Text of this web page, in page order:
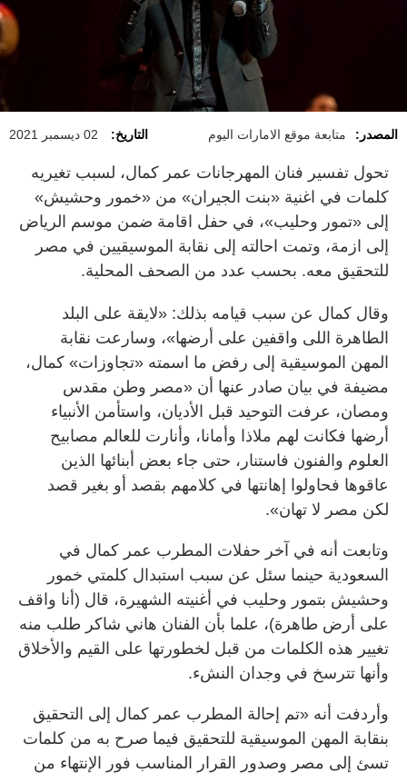
المصدر: متابعة موقع الامارات اليوم التاريخ: 02 ديسمبر 2021
تحول تفسير فنان المهرجانات عمر كمال، لسبب تغيريه
كلمات في اغنية «بنت الجيران» من «خمور وحشيش»
إلى «تمور وحليب»، في حفل اقامة ضمن موسم الرياض
إلى ازمة، وتمت احالته إلى نقابة الموسيقيين في مصر
للتحقيق معه. بحسب عدد من الصحف المحلية.
وقال كمال عن سبب قيامه بذلك: «لايقة على البلد
الطاهرة اللى واقفين على أرضها»، وسارعت نقابة
المهن الموسيقية إلى رفض ما اسمته «تجاوزات» كمال،
مضيفة في بيان صادر عنها أن «مصر وطن مقدس
ومصان، عرفت التوحيد قبل الأديان، واستأمن الأنبياء
أرضها فكانت لهم ملاذا وأمانا، وأنارت للعالم مصابيح
العلوم والفنون فاستنار، حتى جاء بعض أبنائها الذين
عاقوها فحاولوا إهانتها في كلامهم بقصد أو بغير قصد
لكن مصر لا تهان».
وتابعت أنه في آخر حفلات المطرب عمر كمال في
السعودية حينما سئل عن سبب استبدال كلمتي خمور
وحشيش بتمور وحليب في أغنيته الشهيرة، قال (أنا واقف
على أرض طاهرة)، علما بأن الفنان هاني شاكر طلب منه
تغيير هذه الكلمات من قبل لخطورتها على القيم والأخلاق
وأنها تترسخ في وجدان النشء.
وأردفت أنه «تم إحالة المطرب عمر كمال إلى التحقيق
بنقابة المهن الموسيقية للتحقيق فيما صرح به من كلمات
تسئ إلى مصر وصدور القرار المناسب فور الإنتهاء من